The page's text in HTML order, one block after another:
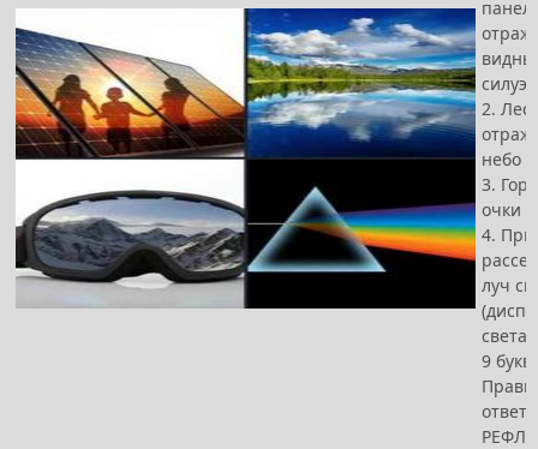
2.
небо
3.
очки
4.
луч
света)
9 букв
ответ -